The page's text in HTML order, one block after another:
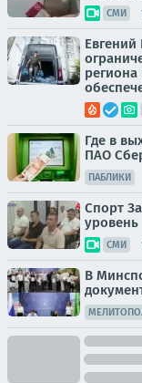
СМИ
Где в
ПАО
ПАБЛИКИ
Спорт
уровень
СМИ
В